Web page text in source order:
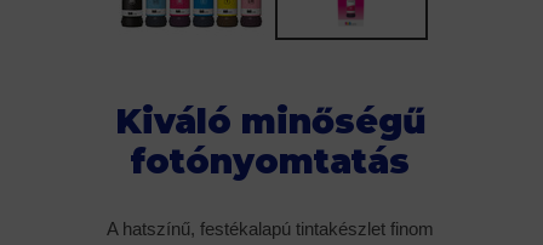
Kiváló minőségű
fotónyomtatás
A hatszínű, festékalapú tintakészlet finom